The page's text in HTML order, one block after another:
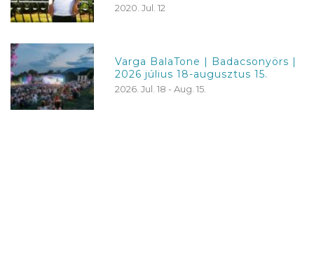
2020. Jul. 12
Varga BalaTone | Badacsonyörs |
2026 július 18-augusztus 15.
2026. Jul. 18 - Aug. 15.